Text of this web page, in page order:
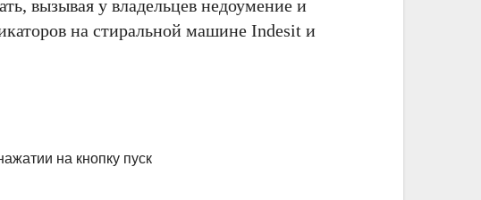
вызывая у владельцев недоумение и
на стиральной машине Indesit и